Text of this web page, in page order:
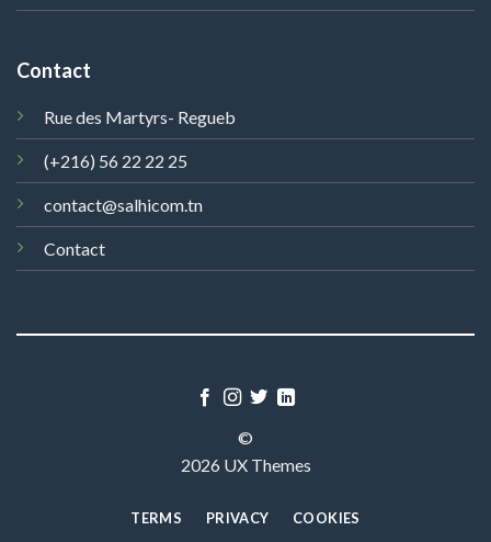
Contact
Rue des Martyrs- Regueb
(+216) 56 22 22 25
contact@salhicom.tn
Contact
©
2026 UX Themes
TERMS PRIVACY COOKIES